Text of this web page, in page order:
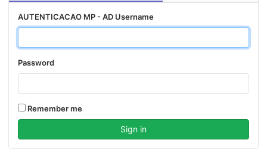
AUTENTICACAO MP - AD Username
Password
Remember me